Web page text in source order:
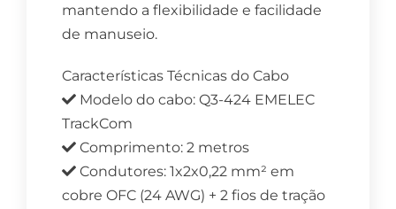
mantendo a flexibilidade e facilidade
de manuseio.
Características Técnicas do Cabo
Modelo do cabo: Q3-424 EMELEC
TrackCom
Comprimento: 2 metros
Condutores: 1x2x0,22 mm² em
cobre OFC (24 AWG) + 2 fios de tração